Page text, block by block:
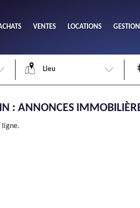
VENTES LOCATIONS
Lieu
: ANNONCES
ligne.